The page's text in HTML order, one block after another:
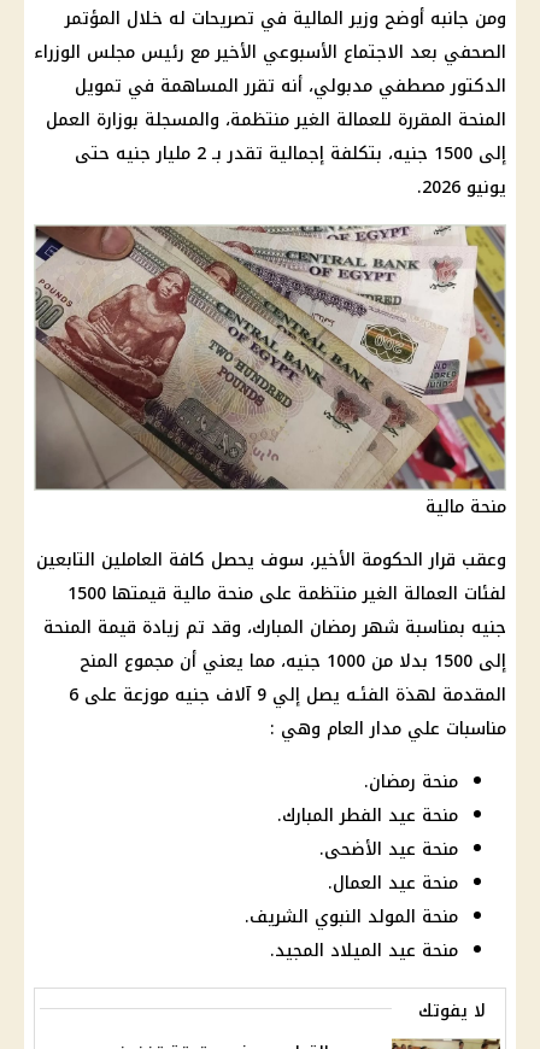
ومن جانبه أوضح وزير المالية في تصريحات له خلال المؤتمر
الصحفي بعد الاجتماع الأسبوعي الأخير مع رئيس مجلس الوزراء
الدكتور مصطفي مدبولي، أنه تقرر المساهمة في تمويل
المنحة المقررة للعمالة الغير منتظمة، والمسجلة بوزارة العمل
إلى 1500 جنيه، بتكلفة إجمالية تقدر بـ 2 مليار جنيه حتى
يونيو 2026.
منحة مالية
وعقب قرار الحكومة الأخير، سوف يحصل كافة العاملين التابعين
لفئات العمالة الغير منتظمة على منحة مالية قيمتها 1500
جنيه بمناسبة شهر رمضان المبارك، وقد تم زيادة قيمة المنحة
إلى 1500 بدلا من 1000 جنيه، مما يعني أن مجموع المنح
المقدمة لهذة الفئـه يصل إلي 9 آلاف جنيه موزعة على 6
مناسبات علي مدار العام وهي :
منحة رمضان.
منحة عيد الفطر المبارك.
منحة عيد الأضحى.
منحة عيد العمال.
منحة المولد النبوي الشريف.
منحة عيد الميلاد المجيد.
لا يفوتك